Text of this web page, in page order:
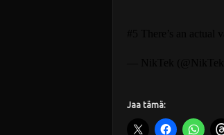
Jaa tämä: